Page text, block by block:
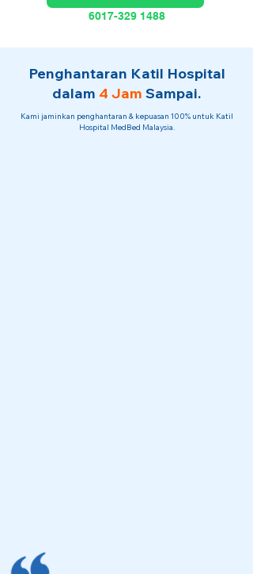
6017-329 1488
Penghantaran Katil Hospital
dalam 4 Jam Sampai.
Kami jaminkan penghantaran & kepuasan 100% untuk Katil
Hospital MedBed Malaysia.